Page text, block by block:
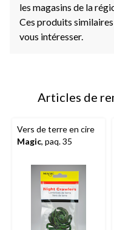
les magasins de la
Ces produits
vous intéresser.
Articles de
Vers de terre en cire
Magic, paq. 35